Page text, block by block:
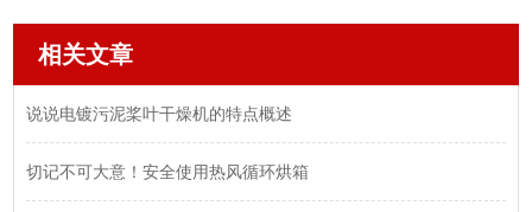
相关文章
说说电镀污泥桨叶干燥机的特点概述
切记不可大意！安全使用热风循环烘箱